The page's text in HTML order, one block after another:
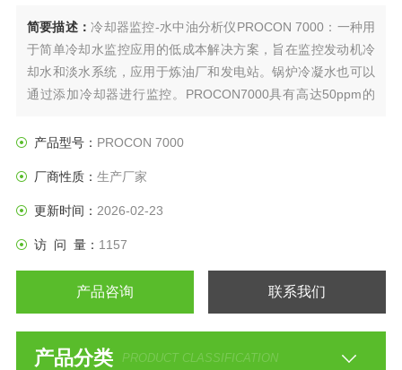
简要描述：冷却器监控-水中油分析仪PROCON 7000：一种用
于简单冷却水监控应用的低成本解决方案，旨在监控发动机冷
却水和淡水系统，应用于炼油厂和发电站。锅炉冷凝水也可以
通过添加冷却器进行监控。PROCON7000具有高达50ppm的
应用中。
产品型号： PROCON 7000
厂商性质： 生产厂家
更新时间： 2026-02-23
访 问 量： 1157
产品咨询 联系我们
产品分类 PRODUCT CLASSIFICATION